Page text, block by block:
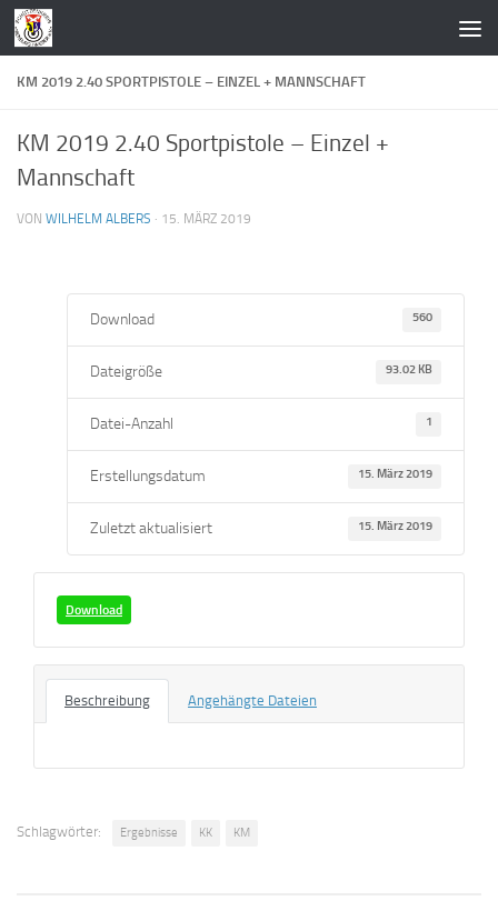
Zum Inhalt springen
KM 2019 2.40 SPORTPISTOLE – EINZEL + MANNSCHAFT
KM 2019 2.40 Sportpistole – Einzel +
Mannschaft
VON WILHELM ALBERS · 15. MÄRZ 2019
Download 560
Dateigröße 93.02 KB
Datei-Anzahl 1
Erstellungsdatum 15. März 2019
Zuletzt aktualisiert 15. März 2019
Download
Beschreibung Angehängte Dateien
Schlagwörter: Ergebnisse KK KM